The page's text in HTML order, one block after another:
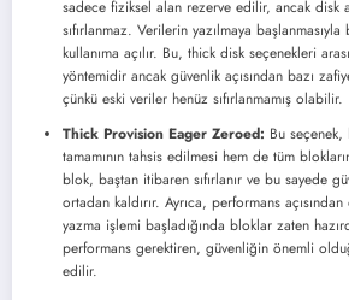
sadece fiziksel alan rezerve edilir, ancak disk
sıfırlanmaz. Verilerin yazılmaya başlanmasıyla
kullanıma açılır. Bu, thick disk seçenekleri
yöntemidir ancak güvenlik açısından bazı
çünkü eski veriler henüz sıfırlanmamış olabilir.
Thick Provision Eager Zeroed: Bu seçenek,
tamamının tahsis edilmesi hem de tüm
blok, baştan itibaren sıfırlanır ve bu sayede
ortadan kaldırır. Ayrıca, performans
yazma işlemi başladığında bloklar zaten
performans gerektiren, güvenliğin önemli
edilir.